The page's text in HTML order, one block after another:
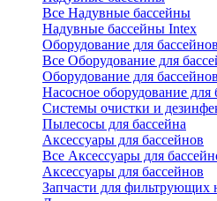
Все Надувные бассейны
Надувные бассейны Intex
Оборудование для бассейнов
Все Оборудование для
Оборудование для
Насосное оборудование для
Системы очистки и
Пылесосы для бассейна
Аксессуары для бассейнов
Все Аксессуары для
Аксессуары для бассейнов
Запчасти для фильтрующих